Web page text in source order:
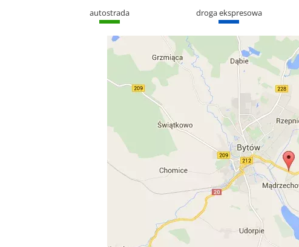
autostrada
droga ekspresowa